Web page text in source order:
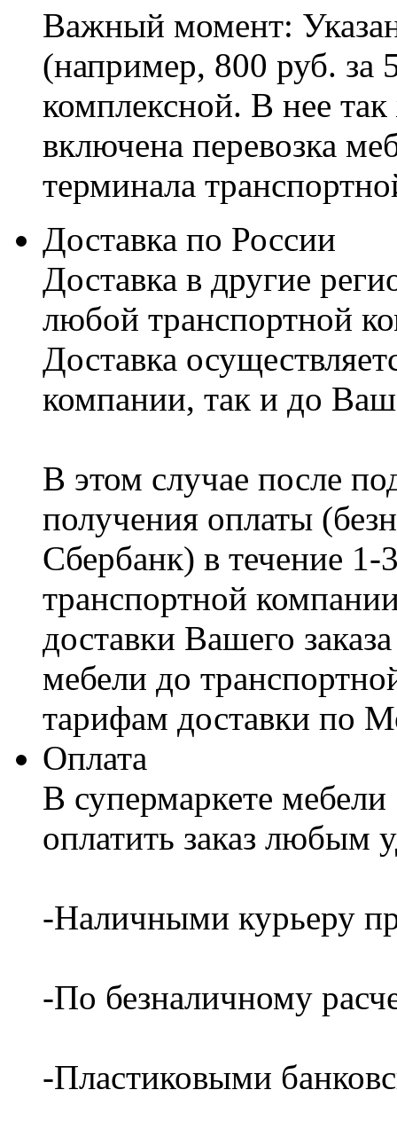
Важный момент:
(например, 800 руб. за
комплексной. В нее
включена перевозка
терминала
Доставка по России
Доставка в другие
любой транспортной
Доставка
компании, так и до
В этом случае после
получения оплаты
Сбербанк) в течение
транспортной
доставки Вашего
мебели до
тарифам доставки по
Оплата
В супермаркете
оплатить заказ любым
-Наличными курьеру
-По безналичному
-Пластиковыми